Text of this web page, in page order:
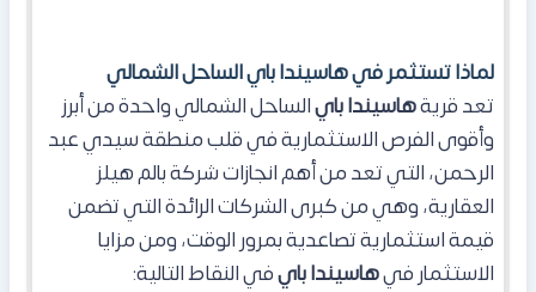
لماذا تستثمر في هاسيندا باي الساحل الشمالي
تعد قريةهاسيندا بايالساحل الشمالي واحدة من أبرز
وأقوى الفرص الاستثمارية في قلب منطقة سيدي عبد
الرحمن، التي تعد من أهم انجازات شركة بالم هيلز
العقارية، وهي من كبرى الشركات الرائدة التي تضمن
قيمة استثمارية تصاعدية بمرور الوقت، ومن مزايا
الاستثمار فيهاسيندا بايفي النقاط التالية: